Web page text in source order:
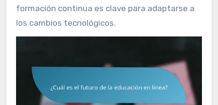
formación continua es clave para adaptarse a
los cambios tecnológicos.